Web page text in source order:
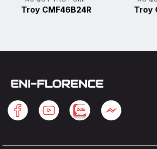
Troy CMF46B24R Troy